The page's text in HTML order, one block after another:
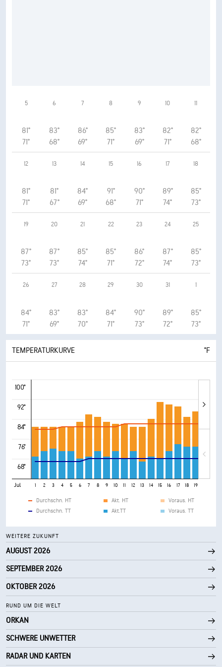
5
81°
71°
6
83°
68°
7
86°
69°
8
85°
71°
9
83°
69°
10
82°
71°
11
82°
68°
12
81°
71°
13
81°
67°
14
84°
69°
15
91°
68°
16
90°
71°
17
89°
74°
18
85°
73°
19
87°
73°
20
87°
73°
21
85°
74°
22
85°
71°
23
86°
72°
24
87°
74°
25
85°
73°
26
84°
71°
27
83°
69°
28
83°
70°
29
84°
71°
30
90°
73°
31
89°
72°
1
85°
73°
TEMPERATURKURVE °F
100°
92°
84°
76°
68°
Jul 1 2 3 4 5 6 7 8 9 10 11 12 13 14 15 16 17 18 19
Durchschn. HT
Durchschn. TT
Akt. HT
Akt.TT
Voraus. HT
Voraus. TT
WEITERE ZUKUNFT
AUGUST 2026
SEPTEMBER 2026
OKTOBER 2026
RUND UM DIE WELT
ORKAN
SCHWERE UNWETTER
RADAR UND KARTEN